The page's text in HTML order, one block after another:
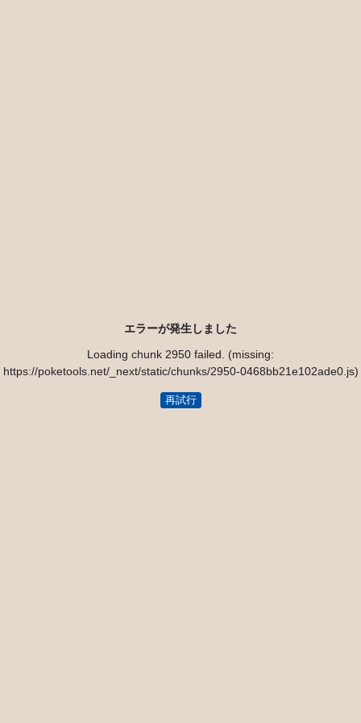
エラーが発生しました
Loading chunk 2950 failed. (missing:
https://poketools.net/_next/static/chunks/2950-0468bb21e102ade0.js)
再試行